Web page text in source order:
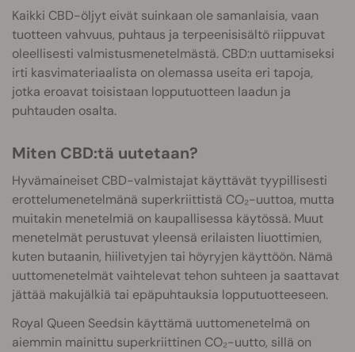
Kaikki CBD-öljyt eivät suinkaan ole samanlaisia, vaan
tuotteen vahvuus, puhtaus ja terpeenisisältö riippuvat
oleellisesti valmistusmenetelmästä. CBD:n uuttamiseksi
irti kasvimateriaalista on olemassa useita eri tapoja,
jotka eroavat toisistaan lopputuotteen laadun ja
puhtauden osalta.
Miten CBD:tä uutetaan?
Hyvämaineiset CBD-valmistajat käyttävät tyypillisesti
erottelumenetelmänä superkriittistä CO₂-uuttoa, mutta
muitakin menetelmiä on kaupallisessa käytössä. Muut
menetelmät perustuvat yleensä erilaisten liuottimien,
kuten butaanin, hiilivetyjen tai höyryjen käyttöön. Nämä
uuttomenetelmät vaihtelevat tehon suhteen ja saattavat
jättää makujälkiä tai epäpuhtauksia lopputuotteeseen.
Royal Queen Seedsin käyttämä uuttomenetelmä on
aiemmin mainittu superkriittinen CO₂-uutto, sillä on